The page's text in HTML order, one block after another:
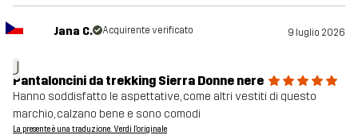
J
Jana C. Acquirente verificato 9 luglio 2026
Pantaloncini da trekking Sierra Donne nere
Hanno soddisfatto le aspettative, come altri vestiti di questo
marchio, calzano bene e sono comodi
La presente è una traduzione. Verdi l'originale